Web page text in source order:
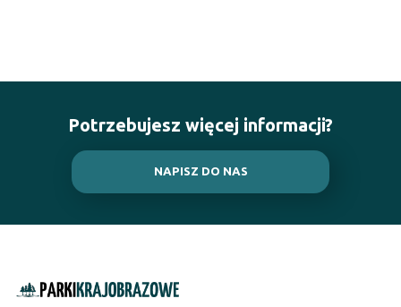
Potrzebujesz więcej informacji?
NAPISZ DO NAS